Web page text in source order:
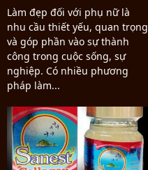
Làm đẹp đối với phụ nữ là
nhu cầu thiết yếu, quan trọng
và góp phần vào sự thành
công trong cuộc sống, sự
nghiệp. Có nhiều phương
pháp làm...